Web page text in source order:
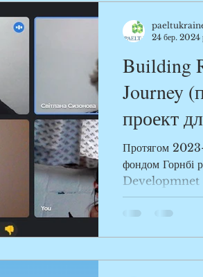
Building
Journey
проект
мови)
Протягом 2023-204
фондом Горнбі
Developmnet
24 бер. 2024